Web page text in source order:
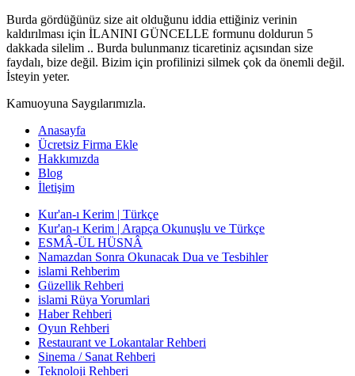
Burda gördüğünüz size ait olduğunu iddia ettiğiniz verinin
kaldırılması için İLANINI GÜNCELLE formunu doldurun 5
dakkada silelim .. Burda bulunmanız ticaretiniz açısından size
faydalı, bize değil. Bizim için profilinizi silmek çok da önemli değil.
İsteyin yeter.
Kamuoyuna Saygılarımızla.
Anasayfa
Ücretsiz Firma Ekle
Hakkımızda
Blog
İletişim
Kur'an-ı Kerim | Türkçe
Kur'an-ı Kerim | Arapça Okunuşlu ve Türkçe
ESMÂ-ÜL HÜSNÂ
Namazdan Sonra Okunacak Dua ve Tesbihler
islami Rehberim
Güzellik Rehberi
islami Rüya Yorumlari
Haber Rehberi
Oyun Rehberi
Restaurant ve Lokantalar Rehberi
Sinema / Sanat Rehberi
Teknoloji Rehberi